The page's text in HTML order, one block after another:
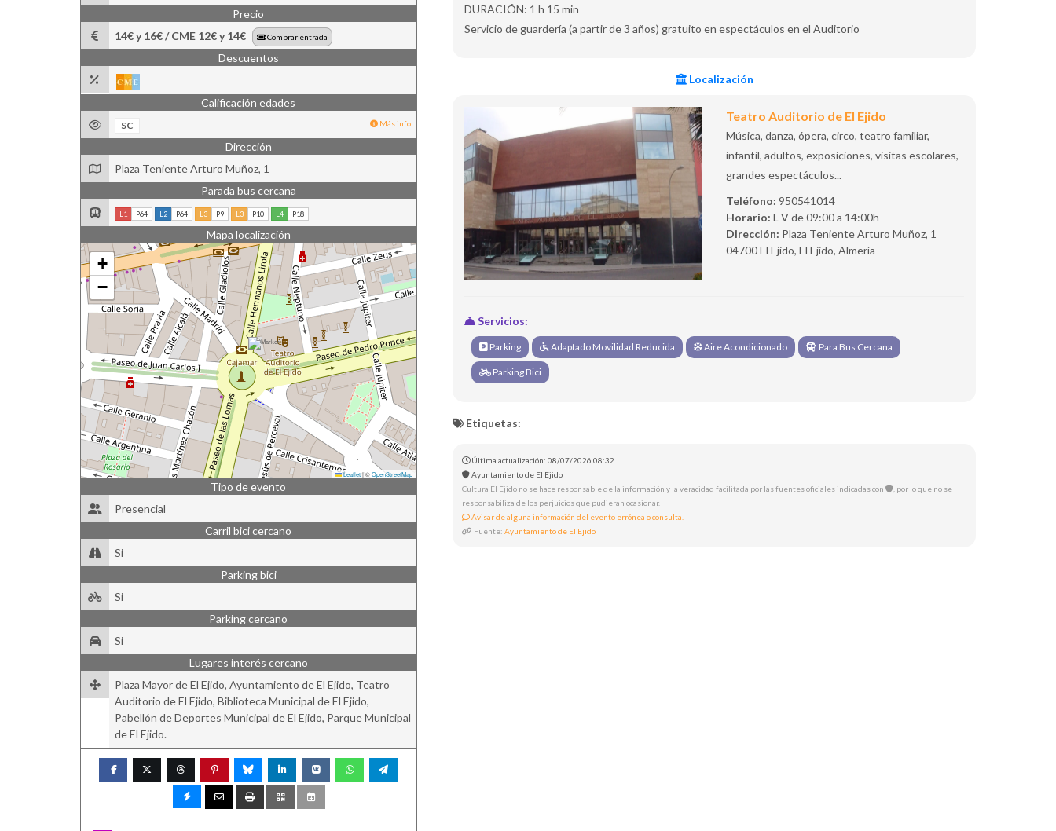
Precio
14€ y 16€ / CME 12€ y 14€
Comprar entrada
Descuentos
Calificación edades
SC Más info
Dirección
Plaza Teniente Arturo Muñoz, 1
Parada bus cercana
L1 P64 L2 P64 L3 P9 L3 P10 L4 P18
Mapa localización
+
−
Leaflet |©OpenStreetMap
Tipo de evento
Presencial
Carril bici cercano
Si
Parking bici
Si
Parking cercano
Si
Lugares interés cercano
Plaza Mayor de El Ejido, Ayuntamiento de El Ejido, Teatro
Auditorio de El Ejido, Biblioteca Municipal de El Ejido,
Pabellón de Deportes Municipal de El Ejido, Parque Municipal
de El Ejido.
DURACIÓN: 1 h 15 min
Servicio de guardería (a partir de 3 años) gratuito en espectáculos en el Auditorio
Localización
Teatro Auditorio de El Ejido
Música, danza, ópera, circo, teatro familiar,
infantil, adultos, exposiciones, visitas escolares,
grandes espectáculos...
Teléfono:950541014
Horario:L-V de 09:00 a 14:00h
Dirección: Plaza Teniente Arturo Muñoz, 1
04700 El Ejido, El Ejido, Almería
Servicios:
Parking Adaptado Movilidad Reducida Aire Acondicionado Para Bus Cercana
Parking Bici
Etiquetas:
Última actualización: 08/07/2026 08:32
Ayuntamiento de El Ejido
Cultura El Ejido no se hace responsable de la información y la veracidad facilitada por las fuentes oficiales indicadas con
, por lo que no se
responsabiliza de los perjuicios que pudieran ocasionar.
Avisar de alguna información del evento errónea o consulta.
Fuente:Ayuntamiento de El Ejido